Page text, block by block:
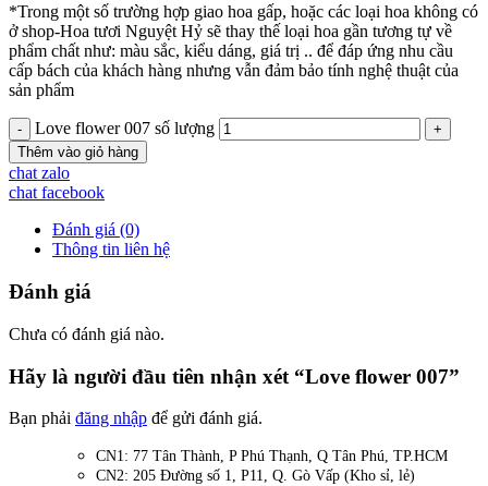
*Trong một số trường hợp giao hoa gấp, hoặc các loại hoa không có
ở shop-Hoa tươi Nguyệt Hỷ sẽ thay thế loại hoa gần tương tự về
phẩm chất như: màu sắc, kiểu dáng, giá trị .. để đáp ứng nhu cầu
cấp bách của khách hàng nhưng vẫn đảm bảo tính nghệ thuật của
sản phẩm
Love flower 007 số lượng
Thêm vào giỏ hàng
chat zalo
chat facebook
Đánh giá (0)
Thông tin liên hệ
Đánh giá
Chưa có đánh giá nào.
Hãy là người đầu tiên nhận xét “Love flower 007”
Bạn phải đăng nhập để gửi đánh giá.
CN1: 77 Tân Thành, P Phú Thạnh, Q Tân Phú, TP.HCM
CN2: 205 Đường số 1, P11, Q. Gò Vấp (Kho sỉ, lẻ)